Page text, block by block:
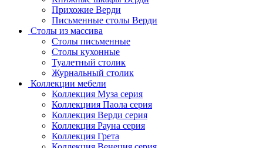
Прихожие Верди
Письменные столы Верди
Столы из массива
Столы письменные
Столы кухонные
Туалетный столик
Журнальный столик
Коллекции мебели
Коллекция Муза серия
Коллекциия Паола серия
Коллекция Верди серия
Коллекция Рауна серия
Коллекция Грета